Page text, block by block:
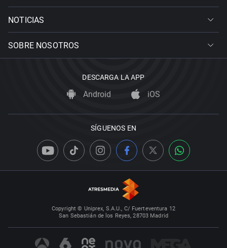
NOTICIAS
SOBRE NOSOTROS
DESCARGA LA APP
Android iOS
SÍGUENOS EN
Copyright © Uniprex, S.A.U., C/ Fuerteventura 12
San Sebastián de los Reyes, 28703 Madrid